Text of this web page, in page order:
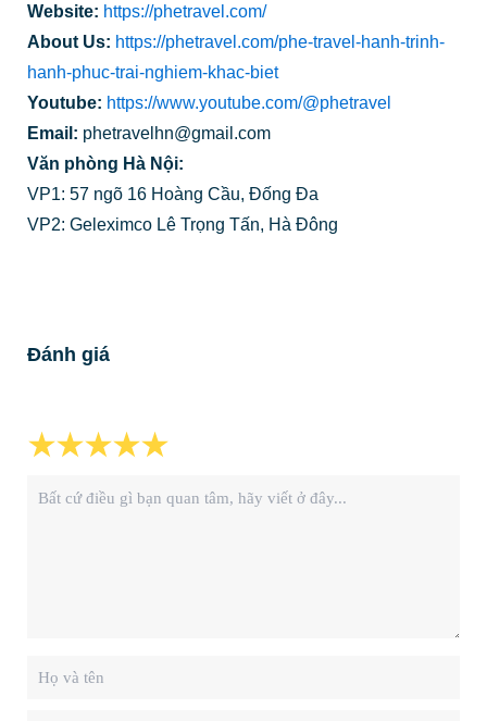
Website: https://phetravel.com/
About Us: https://phetravel.com/phe-travel-hanh-trinh-
hanh-phuc-trai-nghiem-khac-biet
Youtube: https://www.youtube.com/@phetravel
Email: phetravelhn@gmail.com
Văn phòng Hà Nội:
VP1: 57 ngõ 16 Hoàng Cầu, Đống Đa
VP2: Geleximco Lê Trọng Tấn, Hà Đông
Đánh giá